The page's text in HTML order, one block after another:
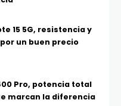
15 5G, resistencia y
un buen precio
Pro, potencia total
marcan la diferencia